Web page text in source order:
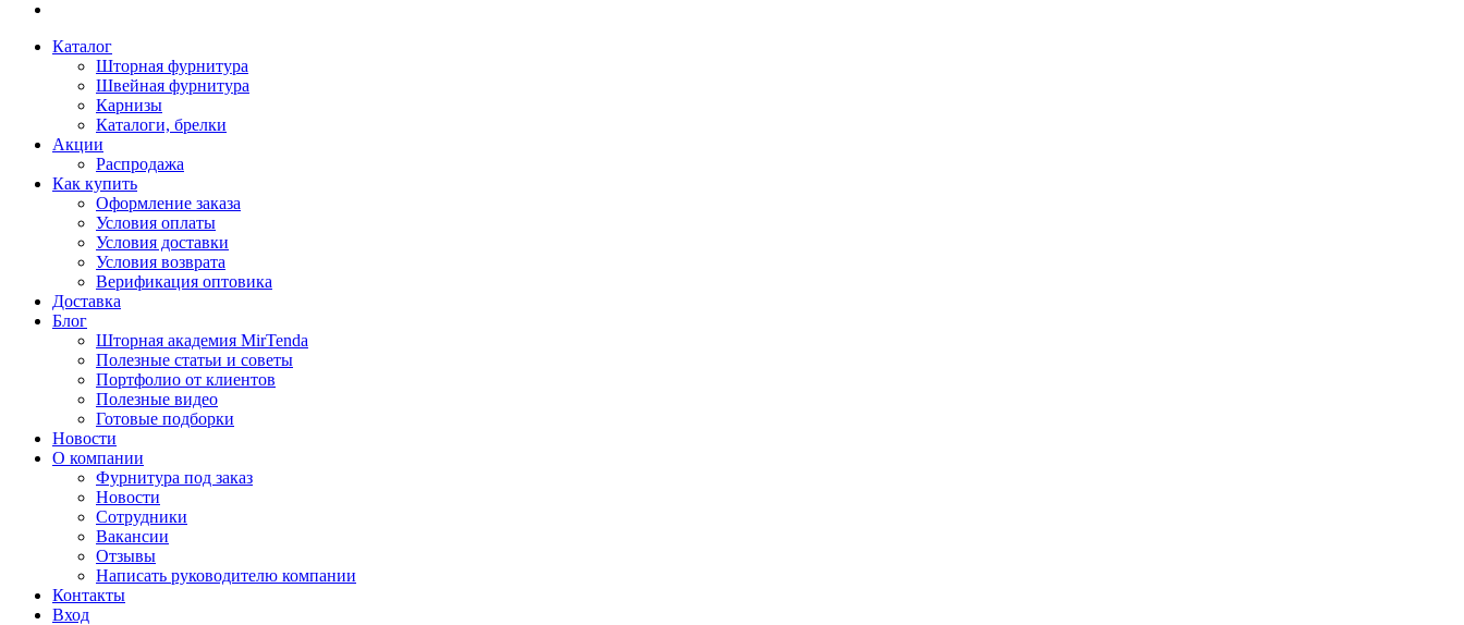
Каталог
Шторная фурнитура
Швейная фурнитура
Карнизы
Каталоги, брелки
Акции
Распродажа
Как купить
Оформление заказа
Условия оплаты
Условия доставки
Условия возврата
Верификация оптовика
Доставка
Блог
Шторная академия MirTenda
Полезные статьи и советы
Портфолио от клиентов
Полезные видео
Готовые подборки
Новости
О компании
Фурнитура под заказ
Новости
Сотрудники
Вакансии
Отзывы
Написать руководителю компании
Контакты
Вход